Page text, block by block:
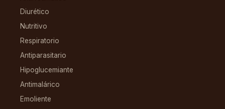
Diurético
Nutritivo
Respiratorio
Antiparasitario
Hipoglucemiante
Antimalárico
Emoliente